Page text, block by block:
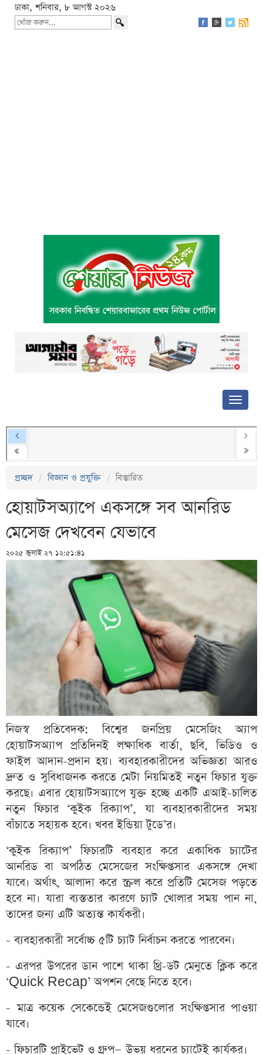
ঢাকা, শনিবার, ৮ আগস্ট ২০২৬
প্রচ্ছদ বিজ্ঞান ও প্রযুক্তি বিস্তারিত
হোয়াটসঅ্যাপে একসঙ্গে সব আনরিড
মেসেজ দেখবেন যেভাবে
২০২৫ জুলাই ২৭ ১২:৫১:৪১
নিজস্ব প্রতিবেদক: বিশ্বের জনপ্রিয় মেসেজিং অ্যাপ
হোয়াটসঅ্যাপ প্রতিদিনই লক্ষাধিক বার্তা, ছবি, ভিডিও ও
ফাইল আদান-প্রদান হয়। ব্যবহারকারীদের অভিজ্ঞতা আরও
দ্রুত ও সুবিধাজনক করতে মেটা নিয়মিতই নতুন ফিচার যুক্ত
করছে। এবার হোয়াটসঅ্যাপে যুক্ত হচ্ছে একটি এআই-চালিত
নতুন ফিচার ‘কুইক রিক্যাপ’, যা ব্যবহারকারীদের সময়
বাঁচাতে সহায়ক হবে। খবর ইন্ডিয়া টুডে’র।
‘কুইক রিক্যাপ’ ফিচারটি ব্যবহার করে একাধিক চ্যাটের
আনরিড বা অপঠিত মেসেজের সংক্ষিপ্তসার একসঙ্গে দেখা
যাবে। অর্থাৎ, আলাদা করে স্ক্রল করে প্রতিটি মেসেজ পড়তে
হবে না। যারা ব্যস্ততার কারণে চ্যাট খোলার সময় পান না,
তাদের জন্য এটি অত্যন্ত কার্যকরী।
- ব্যবহারকারী সর্বোচ্চ ৫টি চ্যাট নির্বাচন করতে পারবেন।
- এরপর উপরের ডান পাশে থাকা থ্রি-ডট মেনুতে ক্লিক করে
‘Quick Recap’ অপশন বেছে নিতে হবে।
- মাত্র কয়েক সেকেন্ডেই মেসেজগুলোর সংক্ষিপ্তসার পাওয়া
যাবে।
- ফিচারটি প্রাইভেট ও গ্রুপ— উভয় ধরনের চ্যাটেই কার্যকর।